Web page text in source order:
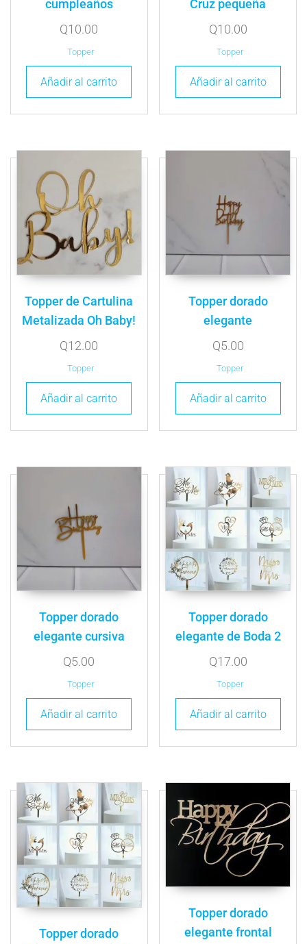
cumpleaños
Q10.00
Topper
Añadir al carrito
Cruz pequeña
Q10.00
Topper
Añadir al carrito
Topper de Cartulina
Metalizada Oh Baby!
Q12.00
Topper
Añadir al carrito
Topper dorado
elegante
Q5.00
Topper
Añadir al carrito
Topper dorado
elegante cursiva
Q5.00
Topper
Añadir al carrito
Topper dorado
elegante de Boda 2
Q17.00
Topper
Añadir al carrito
Topper dorado
Topper dorado
elegante frontal